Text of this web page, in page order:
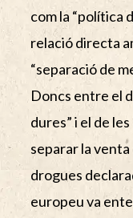
com la “política
relació directa
“separació de
Doncs entre el
dures” i el de
separar la
drogues
europeu va